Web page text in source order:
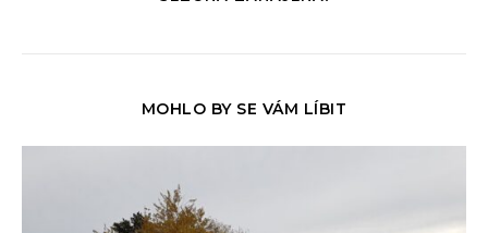
MOHLO BY SE VÁM LÍBIT